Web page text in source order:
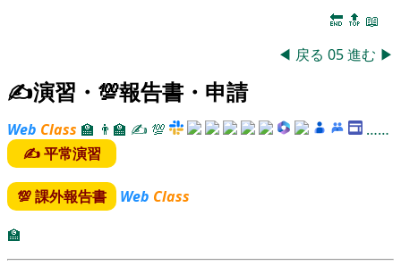
🔚 🔝 📖
◀ 戻る 05進む ▶
✍演習・💯報告書・申請
Web Class 🏫 👨‍🏫 ✍ 💯
……
✍ 平常演習
💯 課外報告書 Web Class
🏫